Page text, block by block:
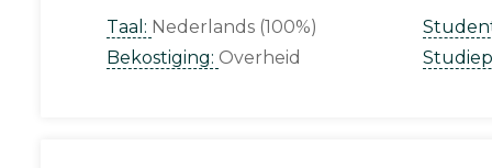
Taal: Nederlands (100%)
Bekostiging: Overheid